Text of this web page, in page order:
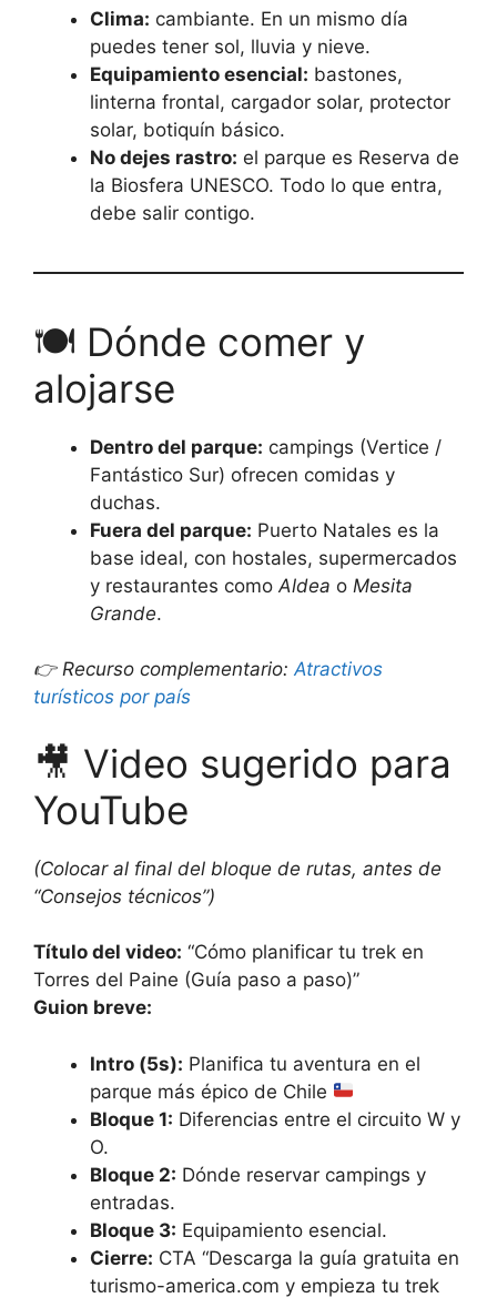
Clima: cambiante. En un mismo día
puedes tener sol, lluvia y nieve.
Equipamiento esencial: bastones,
linterna frontal, cargador solar, protector
solar, botiquín básico.
No dejes rastro: el parque es Reserva de
la Biosfera UNESCO. Todo lo que entra,
debe salir contigo.
🍽️ Dónde comer y
alojarse
Dentro del parque: campings (Vertice /
Fantástico Sur) ofrecen comidas y
duchas.
Fuera del parque: Puerto Natales es la
base ideal, con hostales, supermercados
y restaurantes como Aldea o Mesita
Grande.
👉 Recurso complementario:Atractivos
turísticos por país
🎥 Video sugerido para
YouTube
(Colocar al final del bloque de rutas, antes de
“Consejos técnicos”)
Título del video: “Cómo planificar tu trek en
Torres del Paine (Guía paso a paso)”
Guion breve:
Intro (5s): Planifica tu aventura en el
parque más épico de Chile
Bloque 1: Diferencias entre el circuito W y
O.
Bloque 2: Dónde reservar campings y
entradas.
Bloque 3: Equipamiento esencial.
Cierre: CTA “Descarga la guía gratuita en
turismo-america.com y empieza tu trek